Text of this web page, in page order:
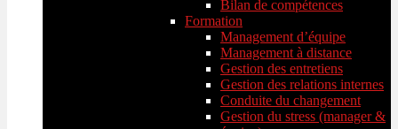
Bilan de compétences
Formation
Management d’équipe
Management à distance
Gestion des entretiens
Gestion des relations internes
Conduite du changement
Gestion du stress (manager &